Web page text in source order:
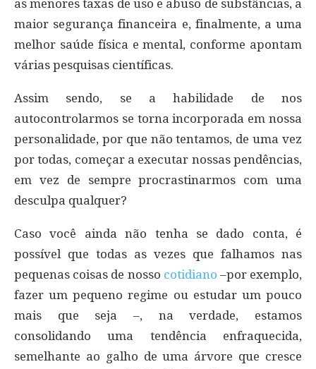
as menores taxas de uso e abuso de substâncias, a
maior segurança financeira e, finalmente, a uma
melhor saúde física e mental, conforme apontam
várias pesquisas científicas.
Assim sendo, se a habilidade de nos
autocontrolarmos se torna incorporada em nossa
personalidade, por que não tentamos, de uma vez
por todas, começar a executar nossas pendências,
em vez de sempre procrastinarmos com uma
desculpa qualquer?
Caso você ainda não tenha se dado conta, é
possível que todas as vezes que falhamos nas
pequenas coisas de nosso cotidiano –por exemplo,
fazer um pequeno regime ou estudar um pouco
mais que seja –, na verdade, estamos
consolidando uma tendência enfraquecida,
semelhante ao galho de uma árvore que cresce